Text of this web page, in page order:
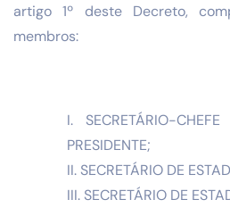
artigo 1º deste Decreto,
membros:
I. SECRETÁRIO-
PRESIDENTE;
II. SECRETÁRIO DE
III. SECRETÁRIO DE